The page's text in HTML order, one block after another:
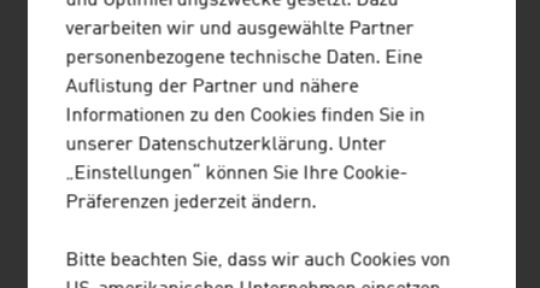
FORSCHUNGSGESELLSCHAFT MBH
Die JOANNEUM RESEARCH entwickelt Lösungen und
Technologien für Wirtschaft und Industrie in einem
breiten Branchenspektrum und betreibt
Spitzenforschung auf internationalem Niveau.
verarbeiten wir und ausgewählte Partner
personenbezogene technische Daten. Eine
Auflistung der Partner und nähere
Informationen zu den Cookies finden Sie in
unserer Datenschutzerklärung. Unter
„Einstellungen“ können Sie Ihre Cookie-
Präferenzen jederzeit ändern.
Bitte beachten Sie, dass wir auch Cookies von